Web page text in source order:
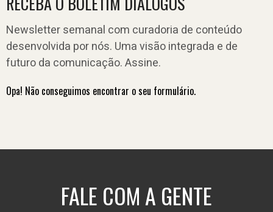
Newsletter semanal com curadoria de conteúdo
desenvolvida por nós. Uma visão integrada e de
futuro da comunicação. Assine.
Opa! Não conseguimos encontrar o seu formulário.
FALE COM A GENTE